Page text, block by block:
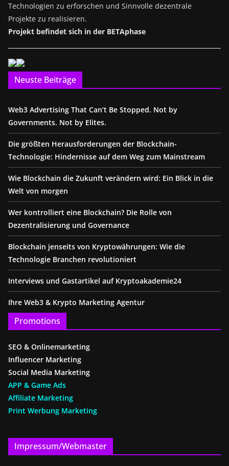
Technologien zu erforschen und Sinnvolle dezentrale
Projekte zu realisieren.
Projekt befindet sich in der BETAphase
Neuste Beiträge
Web3 Advertising That Can’t Be Stopped. Not by
Governments. Not by Elites.
Die größten Herausforderungen der Blockchain-
Technologie: Hindernisse auf dem Weg zum Mainstream
Wie Blockchain die Zukunft verändern wird: Ein Blick in die
Welt von morgen
Wer kontrolliert eine Blockchain? Die Rolle von
Dezentralisierung und Governance
Blockchain jenseits von Kryptowährungen: Wie die
Technologie Branchen revolutioniert
Interviews und Gastartikel auf Kryptoakademie24
Ihre Web3 & Krypto Marketing Agentur
Promotions
SEO & Onlinemarketing
Influencer Marketing
Social Media Marketing
APP & Game Ads
Affiliate Marketing
Print Werbung Marketing
Impressum/Webmaster